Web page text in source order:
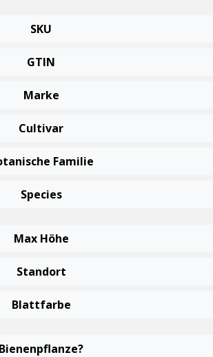
SKU
GTIN
Marke
Cultivar
Familie
Species
Max Höhe
Standort
Blattfarbe